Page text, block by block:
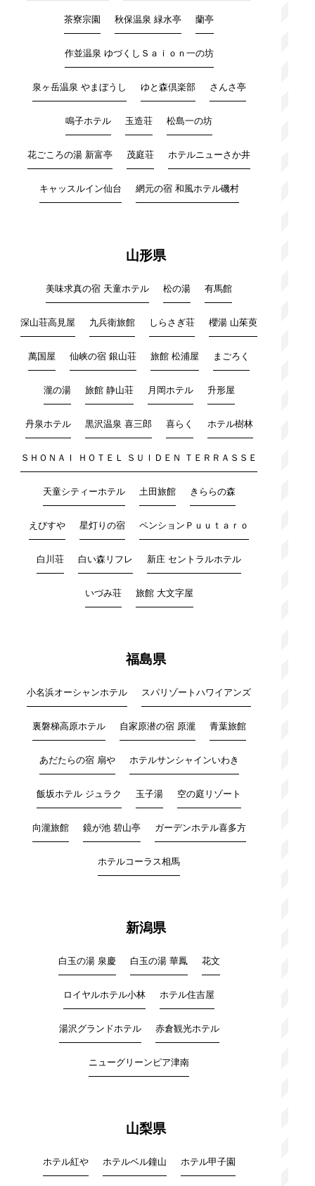
茶寮宗園 秋保温泉 緑水亭 蘭亭
作並温泉 ゆづくしＳａｉｏｎ一の坊
泉ヶ岳温泉 やまぼうし ゆと森倶楽部 さんさ亭
鳴子ホテル 玉造荘 松島一の坊
花ごころの湯 新富亭 茂庭荘 ホテルニューさか井
キャッスルイン仙台 網元の宿 和風ホテル磯村
山形県
美味求真の宿 天童ホテル 松の湯 有馬館
深山荘高見屋 九兵衛旅館 しらさぎ荘 櫻湯 山茱萸
萬国屋 仙峡の宿 銀山荘 旅館 松浦屋 まごろく
瀧の湯 旅館 静山荘 月岡ホテル 升形屋
丹泉ホテル 黒沢温泉 喜三郎 喜らく ホテル樹林
ＳＨＯＮＡＩ ＨＯＴＥＬ ＳＵＩＤＥＮ ＴＥＲＲＡＳＳＥ
天童シティーホテル 土田旅館 きららの森
えびすや 星灯りの宿 ペンションＰｕｕｔａｒｏ
白川荘 白い森リフレ 新庄 セントラルホテル
いづみ荘 旅館 大文字屋
福島県
小名浜オーシャンホテル スパリゾートハワイアンズ
裏磐梯高原ホテル 自家原潜の宿 原瀧 青葉旅館
あだたらの宿 扇や ホテルサンシャインいわき
飯坂ホテル ジュラク 玉子湯 空の庭リゾート
向瀧旅館 鏡が池 碧山亭 ガーデンホテル喜多方
ホテルコーラス相馬
新潟県
白玉の湯 泉慶 白玉の湯 華鳳 花文
ロイヤルホテル小林 ホテル住吉屋
湯沢グランドホテル 赤倉観光ホテル
ニューグリーンピア津南
山梨県
ホテル紅や ホテルベル鐘山 ホテル甲子園